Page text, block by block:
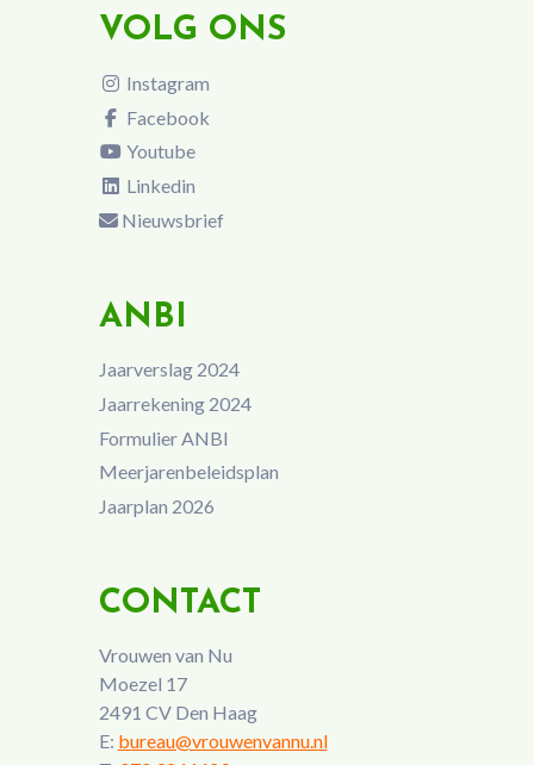
VOLG ONS
Instagram
Facebook
Youtube
Linkedin
Nieuwsbrief
ANBI
Jaarverslag 2024
Jaarrekening 2024
Formulier ANBI
Meerjarenbeleidsplan
Jaarplan 2026
CONTACT
Vrouwen van Nu
Moezel 17
2491 CV Den Haag
E: bureau@vrouwenvannu.nl